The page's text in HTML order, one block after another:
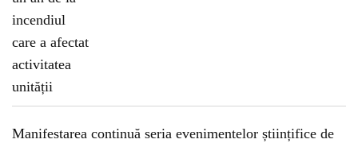
Manifestarea continuă seria evenimentelor științifice de